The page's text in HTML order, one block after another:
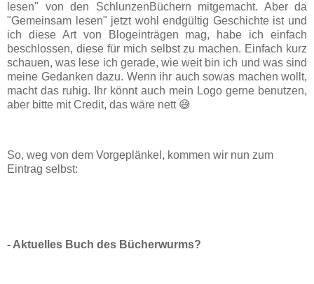
lesen" von den SchlunzenBüchern mitgemacht. Aber da
"Gemeinsam lesen" jetzt wohl endgültig Geschichte ist und
ich diese Art von Blogeinträgen mag, habe ich einfach
beschlossen, diese für mich selbst zu machen. Einfach kurz
schauen, was lese ich gerade, wie weit bin ich und was sind
meine Gedanken dazu. Wenn ihr auch sowas machen wollt,
macht das ruhig. Ihr könnt auch mein Logo gerne benutzen,
aber bitte mit Credit, das wäre nett 😅
So, weg von dem Vorgeplänkel, kommen wir nun zum
Eintrag selbst:
- Aktuelles Buch des Bücherwurms?